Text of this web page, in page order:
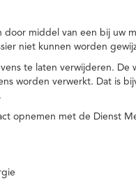
middel van een bij uw
niet kunnen worden
te laten verwijderen. De
worden verwerkt. Dat is
opnemen met de Dienst